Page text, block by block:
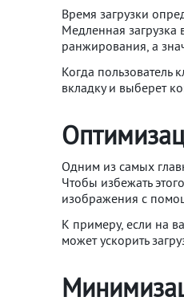
Время загрузки
Медленная загрузка
ранжирования, а
Когда пользователь
вкладку и выберет
Одним из самых
Чтобы избежать
изображения с
К примеру, если на
может ускорить